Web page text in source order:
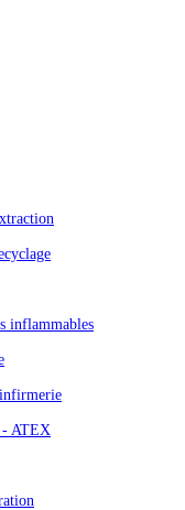
inflammables
- ATEX